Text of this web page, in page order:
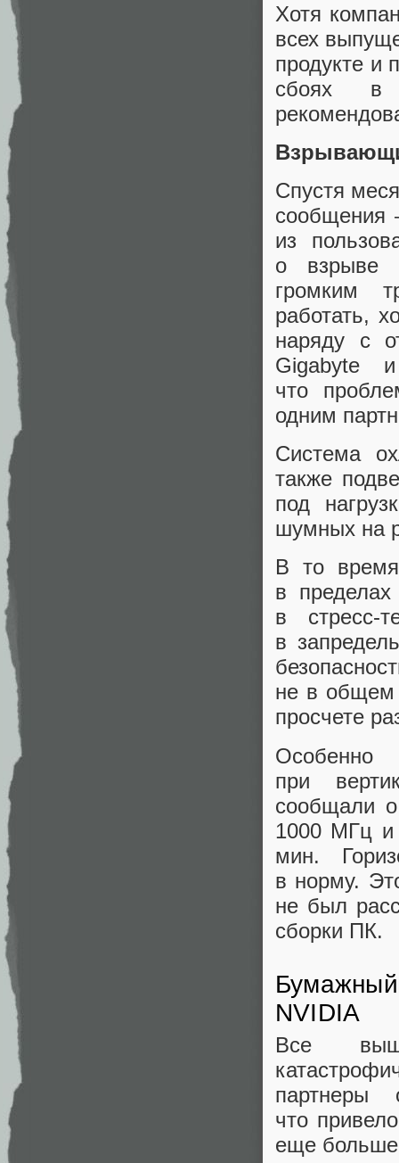
Хотя
всех
продукте и
сбоях в
Спустя
сообщения
из
о взрыве
громким
работать,
наряду с
Gigabyte
что
одним
Система
также
под
шумных на
В то время
в
в
в
не в общем
просчете
Особенно
при
сообщали
1000 МГц и
мин.
в норму.
не был
сборки ПК.
Бумажный
NVIDIA
Все
партнеры
что
еще